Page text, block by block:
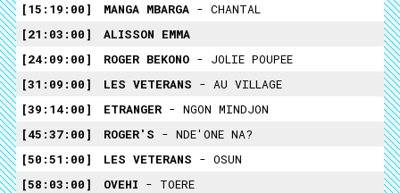
15:19:00
MANGA MBARGA - CHANTAL
21:03:00
ALISSON EMMA
24:09:00
ROGER BEKONO - JOLIE POUPEE
31:09:00
LES VETERANS - AU VILLAGE
39:14:00
ETRANGER - NGON MINDJON
45:37:00
ROGER'S - NDE'ONE NA?
50:51:00
LES VETERANS - OSUN
58:03:00
OVEHI - TOERE